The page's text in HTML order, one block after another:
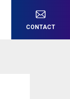
CONTACT